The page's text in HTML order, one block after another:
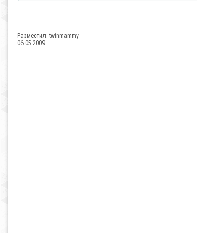
Разместил: twinmammy
06.05.2009